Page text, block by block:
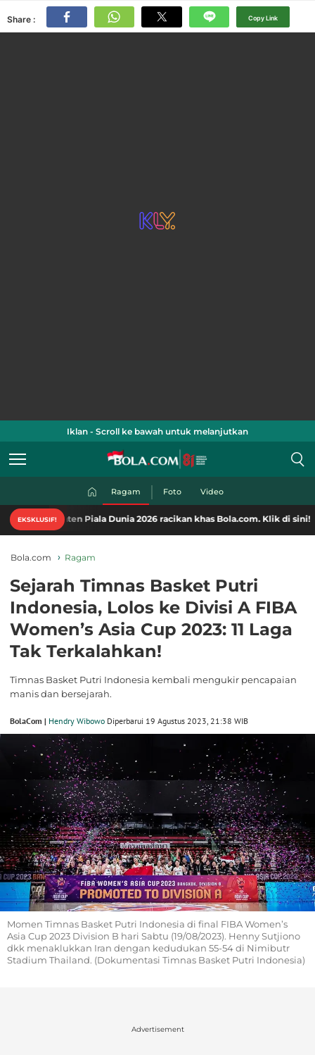
Share : Copy Link
Iklan - Scroll ke bawah untuk melanjutkan
Ragam Foto Video
EKSKLUSIF!
Piala Dunia 2026 racikan khas Bola.com. Klik di sini!
Bola.com Ragam
Sejarah Timnas Basket Putri
Indonesia, Lolos ke Divisi A FIBA
Women’s Asia Cup 2023: 11 Laga
Tak Terkalahkan!
Timnas Basket Putri Indonesia kembali mengukir pencapaian
manis dan bersejarah.
BolaCom | Hendry Wibowo Diperbarui 19 Agustus 2023, 21:38 WIB
Momen Timnas Basket Putri Indonesia di final FIBA Women’s
Asia Cup 2023 Division B hari Sabtu (19/08/2023). Henny Sutjiono
dkk menaklukkan Iran dengan kedudukan 55-54 di Nimibutr
Stadium Thailand. (Dokumentasi Timnas Basket Putri Indonesia)
Advertisement